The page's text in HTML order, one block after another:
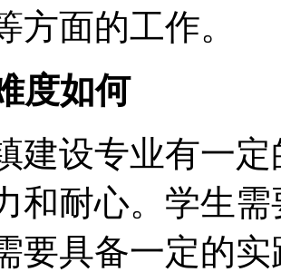
方面的工作。
度如何
建设专业有一
和耐心。学生
要具备一定的